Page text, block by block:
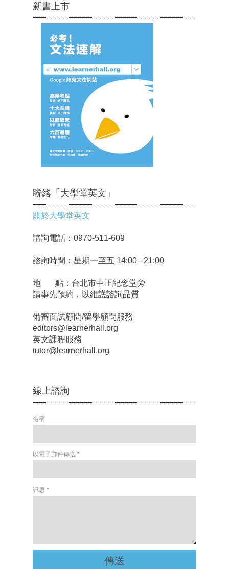
新書上市
聯絡「大學堂英文」
關於大學堂英文
諮詢電話：0970-511-609
諮詢時間：星期一至五 14:00 - 21:00
地 點：台北市中正紀念堂旁
請事先預約，以維護諮詢品質
備審面試顧問/留學顧問服務
editors@learnerhall.org
英文課程服務
tutor@learnerhall.org
線上諮詢
名稱
以電子郵件傳送 *
訊息 *